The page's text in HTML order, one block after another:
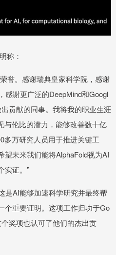
称：
。感谢瑞典皇家科学院，感谢
感谢更广泛的DeepMind和Googl
贡献的同事。我将我的职业生涯
与伦比的潜力，能够改善数十亿
多万研究人员用于推进关键工
未来我们能将AlphaFold视为AI
实证。”
AI能够加速科学研究并最终帮
个重要证明。这项工作归功于Go
奖项也认可了他们的杰出贡